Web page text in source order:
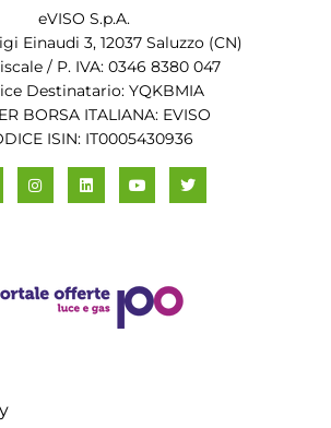
eVISO S.p.A.
Einaudi 3, 12037 Saluzzo (CN)
/ P. IVA: 0346 8380 047
Destinatario: YQKBMIA
BORSA ITALIANA: EVISO
ISIN: IT0005430936